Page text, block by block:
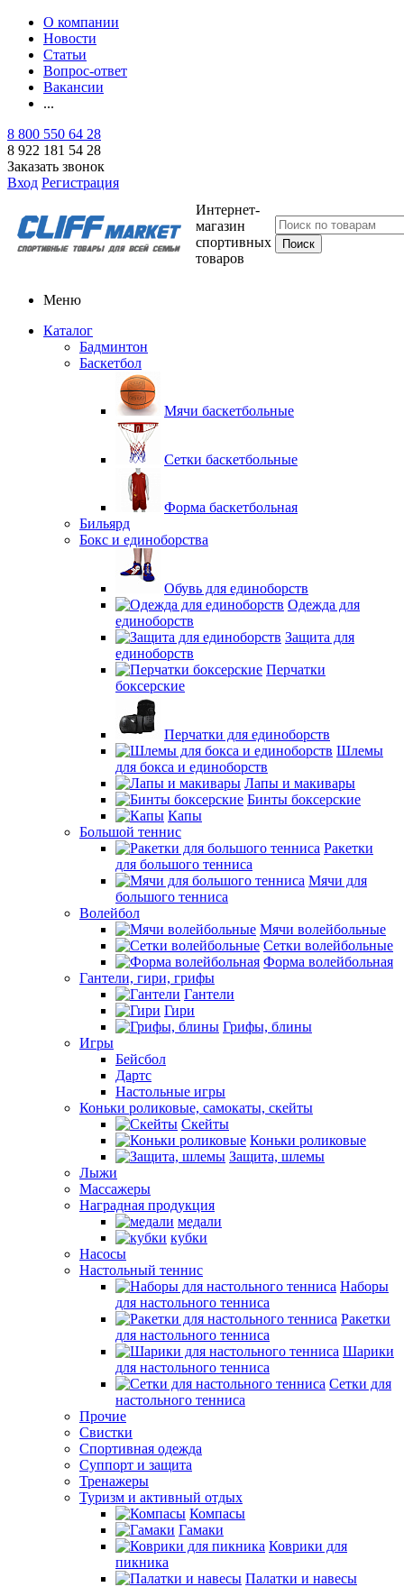
О компании
Новости
Статьи
Вопрос-ответ
Вакансии
...
8 800 550 64 28
8 922 181 54 28
Заказать звонок
Вход Регистрация
Интернет-
магазин
спортивных
товаров
Меню
Каталог
Бадминтон
Баскетбол
Мячи баскетбольные
Сетки баскетбольные
Форма баскетбольная
Бильярд
Бокс и единоборства
Обувь для единоборств
Одежда для
единоборств
Защита для
единоборств
Перчатки
боксерские
Перчатки для единоборств
Шлемы
для бокса и единоборств
Лапы и макивары
Бинты боксерские
Капы
Большой теннис
Ракетки
для большого тенниса
Мячи для
большого тенниса
Волейбол
Мячи волейбольные
Сетки волейбольные
Форма волейбольная
Гантели, гири, грифы
Гантели
Гири
Грифы, блины
Игры
Бейсбол
Дартс
Настольные игры
Коньки роликовые, самокаты, скейты
Скейты
Коньки роликовые
Защита, шлемы
Лыжи
Массажеры
Наградная продукция
медали
кубки
Насосы
Настольный теннис
Наборы
для настольного тенниса
Ракетки
для настольного тенниса
Шарики
для настольного тенниса
Сетки для
настольного тенниса
Прочие
Свистки
Спортивная одежда
Суппорт и защита
Тренажеры
Туризм и активный отдых
Компасы
Гамаки
Коврики для
пикника
Палатки и навесы